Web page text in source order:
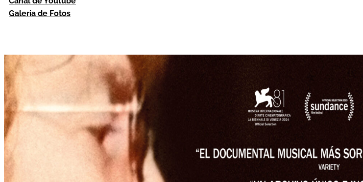
Galeria de Fotos